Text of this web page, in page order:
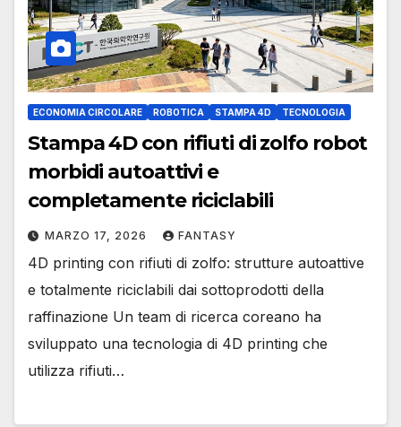
ECONOMIA CIRCOLARE ROBOTICA STAMPA 4D TECNOLOGIA
Stampa 4D con rifiuti di zolfo robot
morbidi autoattivi e
completamente riciclabili
MARZO 17, 2026 FANTASY
4D printing con rifiuti di zolfo: strutture autoattive
e totalmente riciclabili dai sottoprodotti della
raffinazione Un team di ricerca coreano ha
sviluppato una tecnologia di 4D printing che
utilizza rifiuti…